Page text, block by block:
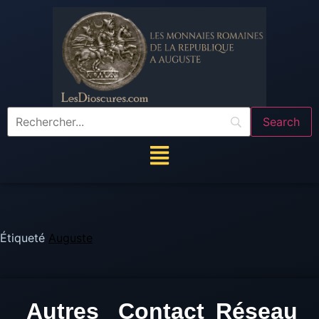
Étiqueté Auguste
Autres
Contact Réseau